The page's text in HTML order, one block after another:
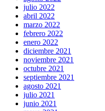
julio 2022
abril 2022
marzo 2022
febrero 2022
enero 2022
diciembre 2021
noviembre 2021
octubre 2021
septiembre 2021
agosto 2021
julio 2021
junio 2021